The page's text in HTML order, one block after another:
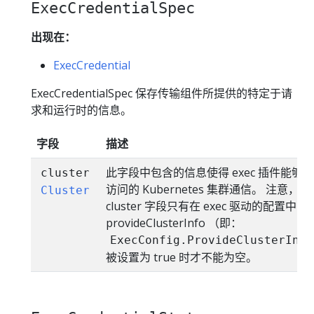
ExecCredentialSpec
出现在：
ExecCredential
ExecCredentialSpec 保存传输组件所提供的特定于请
求和运行时的信息。
字段 描述
cluster
Cluster
此字段中包含的信息使得 exec 插件能够
访问的 Kubernetes 集群通信。 注意，
cluster 字段只有在 exec 驱动的配置中
provideClusterInfo （即：
ExecConfig.ProvideClusterInfo
被设置为 true 时才不能为空。